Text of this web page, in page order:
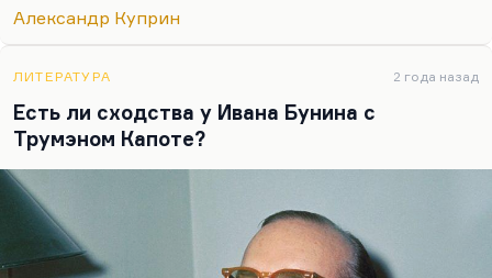
Америке. Он был действительно такой русский
Берт Гарта, Лондона. Рассказ «Слон» там знали
наверняка, и Фанни Флэгг, вероятно, его читала.
Это же…
Александр Куприн
ЛИТЕРАТУРА 2 года назад
Есть ли сходства у Ивана Бунина с
Трумэном Капоте?